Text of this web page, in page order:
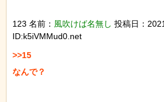
123 名前： 風吹けば名無し 投稿日：
ID:k5iVMMud0.net
>>15
なんで？